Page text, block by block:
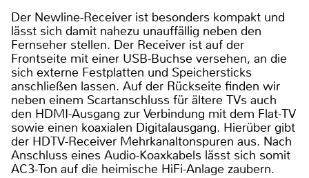
Der Newline-Receiver ist besonders kompakt und
lässt sich damit nahezu unauffällig neben den
Fernseher stellen. Der Receiver ist auf der
Frontseite mit einer USB-Buchse versehen, an die
sich externe Festplatten und Speichersticks
anschließen lassen. Auf der Rückseite ﬁnden wir
neben einem Scartanschluss für ältere TVs auch
den HDMI-Ausgang zur Verbindung mit dem Flat-TV
sowie einen koaxialen Digitalausgang. Hierüber gibt
der HDTV-Receiver Mehrkanaltonspuren aus. Nach
Anschluss eines Audio-Koaxkabels lässt sich somit
AC3-Ton auf die heimische HiFi-Anlage zaubern.